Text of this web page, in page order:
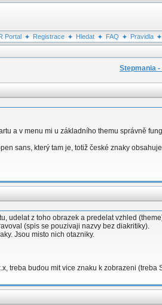
Portal Registrace Hledat FAQ Pravidla
Stepmania
a v menu mi u základního themu správně
sans, který tam je, totiž české znaky
udelat z toho obrazek a predelat vzhled
(spis se pouzivaji nazvy bez diakritiky).
Jsou misto nich otazniky.
treba budou mit vice znaku k zobrazeni (treba